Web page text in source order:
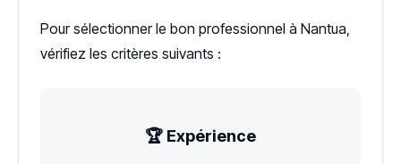
Pour sélectionner le bon professionnel à Nantua,
vérifiez les critères suivants :
🏆 Expérience